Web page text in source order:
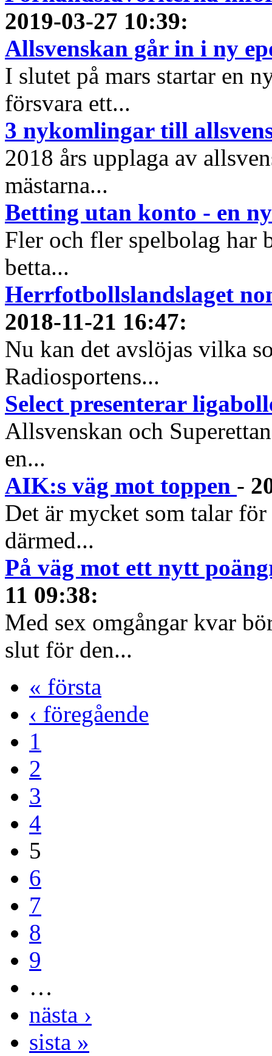
2019-03-27 10:39:
Allsvenskan går in i ny
I slutet på mars startar en
försvara ett...
3 nykomlingar till
2018 års upplaga av
mästarna...
Betting utan konto - en
Fler och fler spelbolag har
betta...
Herrfotbollslandslaget
2018-11-21 16:47:
Nu kan det avslöjas vilka
Radiosportens...
Select presenterar
Allsvenskan och
en...
AIK:s väg mot toppen -
Det är mycket som talar
därmed...
På väg mot ett nytt
11 09:38:
Med sex omgångar kvar
slut för den...
« första
‹ föregående
1
2
3
4
5
6
7
8
9
…
nästa ›
sista »